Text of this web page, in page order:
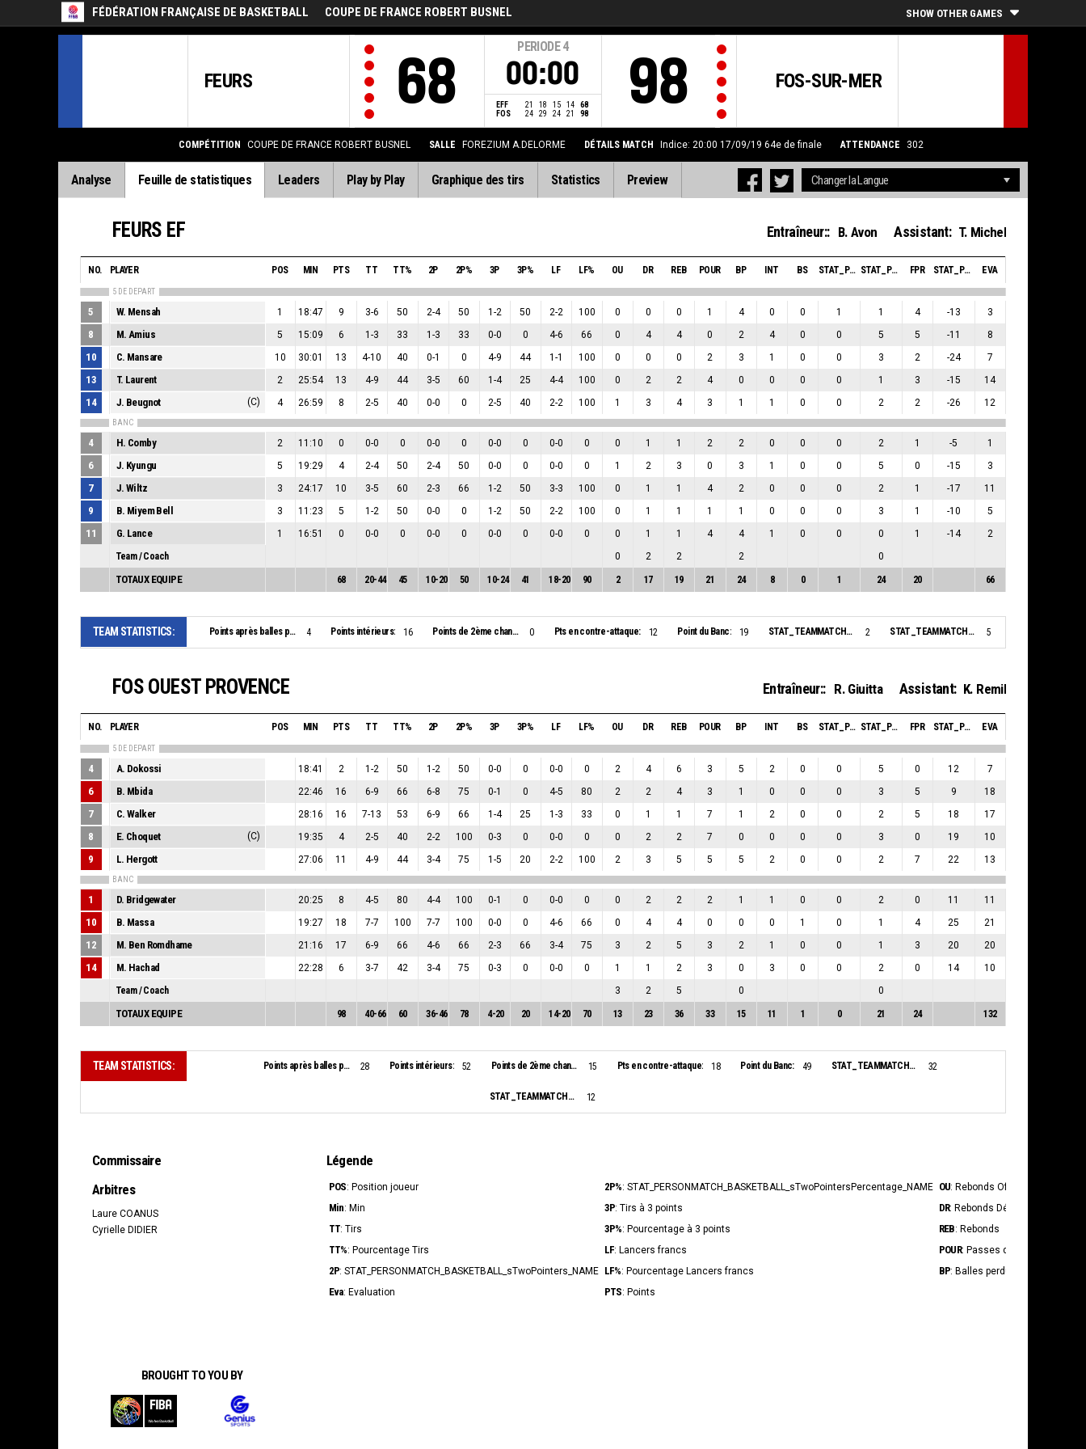
FÉDÉRATION FRANÇAISE DE BASKETBALL COUPE DE FRANCE ROBERT BUSNEL SHOW OTHER GAMES
FEURS 68
PERIODE 4
00:00
EFF 21 18 15 14
68
FOS
24 29 24 21 98
FOS-SUR-MER
98
COMPÉTITION COUPE DE FRANCE ROBERT BUSNEL SALLE FOREZIUM A.DELORME DÉTAILS MATCH Indice: 20:00 17/09/19 64e de finale ATTENDANCE 302
Analyse Feuille de statistiques Leaders Play by Play Graphique des tirs Statistics Preview
FEURS EF Entraîneur:: B. Avon Assistant: T. Michel
NO. PLAYER POS MIN PTS TT TT% 2P 2P% 3P 3P% LF LF% OU DR REB POUR BP INT BS STAT_PERSONMATCH_BASKETBALL_SBLOCKSRECEIVED_ABBREV STAT_PERSONMATCH_BASKETBALL_SFOULSPERSONAL_ABBREV FPR STAT_PERSONMATCH_BASKETBALL_SPLUSMINUSPOINTS_ABBREV EVA
5 DE DEPART
5 W. Mensah 1 18:47 9 3-6 50 2-4 50 1 -2 50 2-2 100 0 0 0 1 4 0 0 1 1 4 -13 3
8 M. Amius 5 15:09 6 1 -3 33 1 -3 33 0-0 0 4-6 66 0 4 4 0 2 4 0 0 5 5 -11 8
10 C. Mansare 10 30:01 13 4-10 40 0-1 0 4-9 44 1 -1 100 0 0 0 2 3 1 0 0 3 2 -24 7
13 T. Laurent 2 25:54 13 4-9 44 3-5 60 1 -4 25 4-4 100 0 2 2 4 0 0 0 0 1 3 -15 14
14 J. Beugnot (C) 4 26:59 8 2-5 40 0-0 0 2-5 40 2-2 100 1 3 4 3 1 1 0 0 2 2 -26 12
BANC
4 H. Comby 2 11:10 0 0-0 0 0-0 0 0-0 0 0-0 0 0 1 1 2 2 0 0 0 2 1 -5 1
6 J. Kyungu 5 19:29 4 2-4 50 2-4 50 0-0 0 0-0 0 1 2 3 0 3 1 0 0 5 0 -15 3
7 J. Wiltz 3 24:17 10 3-5 60 2-3 66 1 -2 50 3-3 100 0 1 1 4 2 0 0 0 2 1 -17 11
9 B. Miyem Bell 3 11:23 5 1 -2 50 0-0 0 1 -2 50 2-2 100 0 1 1 1 1 0 0 0 3 1 -10 5
11 G. Lance 1 16:51 0 0-0 0 0-0 0 0-0 0 0-0 0 0 1 1 4 4 1 0 0 0 1 -14
2
Team / Coach
0 2 2 2 0
TOTAUX EQUIPE 68 20-44 45 10-20 50 10-24 41 18-20 90 2 17 19 21 24 8 0 1 24 20 66
TEAM STATISTICS: Points après balles perdues: 4 Points intérieurs: 16 Points de 2ème chance: 0 Pts en contre-attaque: 12 Point du Banc: 19 STAT_TEAMMATCH_BASKETBALL_sBiggestLead_NAME: 2 STAT_TEAMMATCH_BASKETBALL_sBiggestScoringRun_NAME: 5
FOS OUEST PROVENCE Entraîneur:: R. Giuitta Assistant: K. Remil
NO. PLAYER POS MIN PTS TT TT% 2P 2P% 3P 3P% LF LF% OU DR REB POUR BP INT BS STAT_PERSONMATCH_BASKETBALL_SBLOCKSRECEIVED_ABBREV STAT_PERSONMATCH_BASKETBALL_SFOULSPERSONAL_ABBREV FPR STAT_PERSONMATCH_BASKETBALL_SPLUSMINUSPOINTS_ABBREV EVA
5 DE DEPART
4 A. Dokossi 18:41 2 1 -2 50 1 -2 50 0-0 0 0-0 0 2 4 6 3 5 2 0 0 5 0 12 7
6 B. Mbida 22:46 16 6-9 66 6-8 75 0-1 0 4-5 80 2 2 4 3 1 0 0 0 3 5 9 18
7 C. Walker 28:16 16 7-13 53 6-9 66 1 -4 25 1 -3 33 0 1 1 7 1 2 0 0 2 5 18 17
8 E. Choquet (C) 19:35 4 2-5 40 2-2 100 0-3 0 0-0 0 0 2 2 7 0 0 0 0 3 0 19 10
9 L. Hergott 27:06 11 4-9 44 3-4 75 1 -5 20 2-2 100 2 3 5 5 5 2 0 0 2 7 22 13
BANC
1 D. Bridgewater 20:25 8 4-5 80 4-4 100 0-1 0 0-0 0 0 2 2 2 1 1 0 0 2 0 11 11
10 B. Massa 19:27 18 7-7 100 7-7 100 0-0 0 4-6 66 0 4 4 0 0 0 1 0 1 4 25 21
12 M. Ben Romdhame 21:16 17 6-9 66 4-6 66 2-3 66 3-4 75 3 2 5 3 2 1 0 0 1 3 20 20
14 M. Hachad 22:28 6 3-7 42 3-4 75 0-3 0 0-0 0 1 1 2 3 0 3 0 0 2 0 14
10
Team / Coach
3 2 5 0 0
TOTAUX EQUIPE 98 40-66 60 36-46 78 4-20 20 14-20 70 13 23 36 33 15 11 1 0 21 24 132
TEAM STATISTICS: Points après balles perdues: 28 Points intérieurs: 52 Points de 2ème chance: 15 Pts en contre-attaque: 18 Point du Banc: 49 STAT_TEAMMATCH_BASKETBALL_sBiggestLead_NAME: 32
STAT_TEAMMATCH_BASKETBALL_sBiggestScoringRun_NAME: 12
Commissaire
Arbitres
Laure COANUS
Cyrielle DIDIER
Légende
POS: Position joueur 2P%: STAT_PERSONMATCH_BASKETBALL_sTwoPointersPercentage_NAME OU: Rebonds Offensif
Min: Min 3P: Tirs à 3 points DR: Rebonds Défensif
TT: Tirs 3P%: Pourcentage à 3 points REB: Rebonds
TT%: Pourcentage Tirs LF: Lancers francs POUR: Passes décisives
2P: STAT_PERSONMATCH_BASKETBALL_sTwoPointers_NAME LF%: Pourcentage Lancers francs BP: Balles perdues
Eva: Evaluation PTS: Points
BROUGHT TO YOU BY